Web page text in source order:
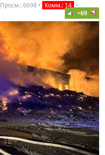
Просм.: 6698 • Комм.: 14 •
+69